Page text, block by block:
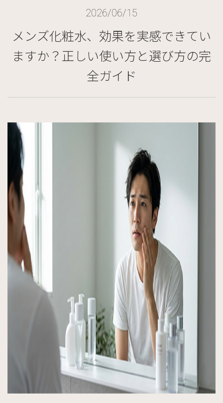
2026/06/15
メンズ化粧水、効果を実感できてい
ますか？正しい使い方と選び方の完
全ガイド